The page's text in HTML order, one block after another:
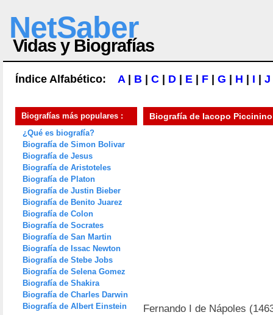
NetSaber
Vidas y Biografías
Índice Alfabético: A| B C D E F G H I J
Biografías más populares :
¿Qué es biografía?
Biografía de Simon Bolivar
Biografía de Jesus
Biografía de Aristoteles
Biografía de Platon
Biografía de Justin Bieber
Biografía de Benito Juarez
Biografía de Colon
Biografía de Socrates
Biografía de San Martin
Biografía de Issac Newton
Biografía de Stebe Jobs
Biografía de Selena Gomez
Biografía de Shakira
Biografía de Charles Darwin
Biografía de Albert Einstein
Biografía de Iacopo Piccinino
Fernando I de Nápoles